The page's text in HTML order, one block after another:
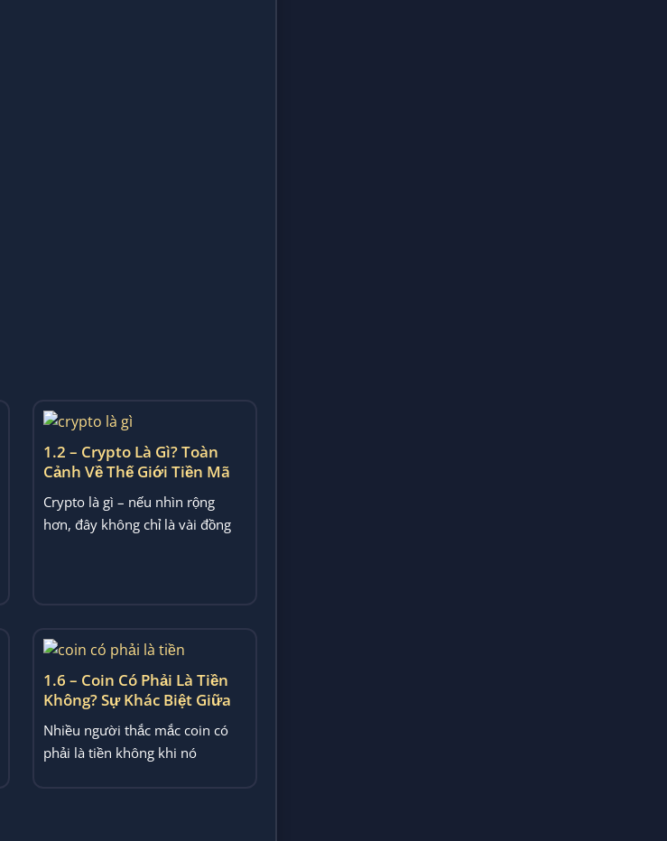
1.2 – Crypto Là Gì? Toàn
Cảnh Về Thế Giới Tiền Mã
Crypto là gì – nếu nhìn rộng
hơn, đây không chỉ là vài đồng
1.6 – Coin Có Phải Là Tiền
Không? Sự Khác Biệt Giữa
Coin Và Tiền Truyền Thống
Nhiều người thắc mắc coin có
phải là tiền không khi nó